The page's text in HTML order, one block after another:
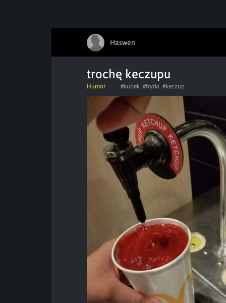
Haswen
trochę keczupu
Humor #kubek #frytki #keczup